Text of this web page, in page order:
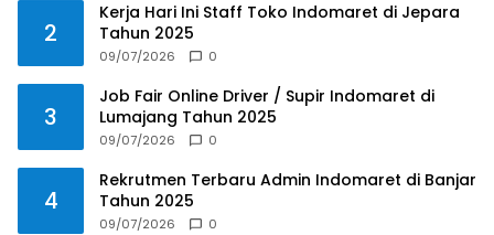
2
Kerja Hari Ini Staff Toko Indomaret di Jepara
Tahun 2025
09/07/2026 0
3
Job Fair Online Driver / Supir Indomaret di
Lumajang Tahun 2025
09/07/2026 0
4
Rekrutmen Terbaru Admin Indomaret di Banjar
Tahun 2025
09/07/2026 0